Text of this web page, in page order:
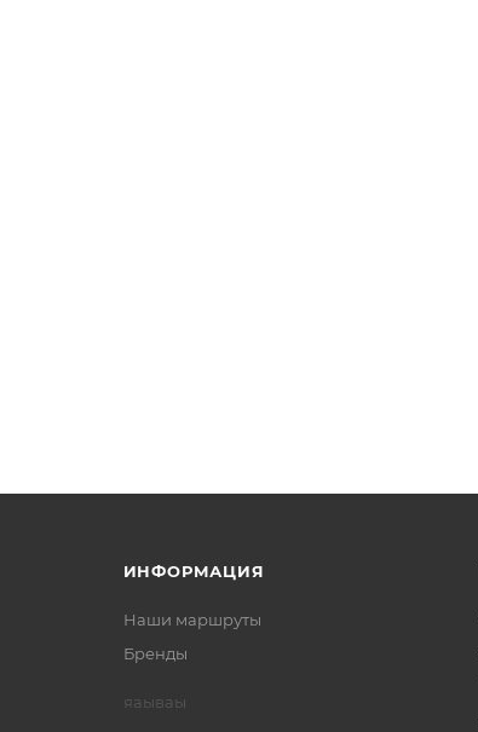
ИНФОРМАЦИЯ
Наши маршруты
Бренды
яаываы